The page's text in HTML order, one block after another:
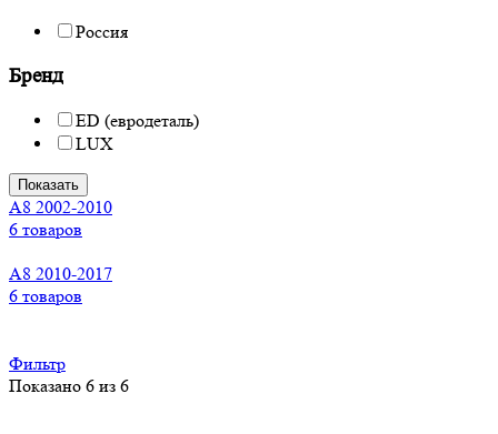
Россия
Бренд
ED (евродеталь)
LUX
Показать
A8 2002-2010
6 товаров
A8 2010-2017
6 товаров
Фильтр
Показано 6 из 6